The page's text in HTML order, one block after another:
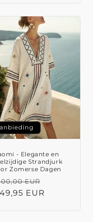
- Elegante en
Strandjurk
Zomerse Dagen
EUR
EUR